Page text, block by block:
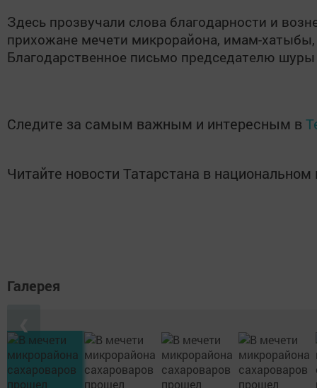
Здесь прозвучали слова благодарности и
прихожане мечети микрорайона, имам-
Благодарственное письмо председателю
Следите за самым важным и интересным в
Читайте новости Татарстана в
Галерея